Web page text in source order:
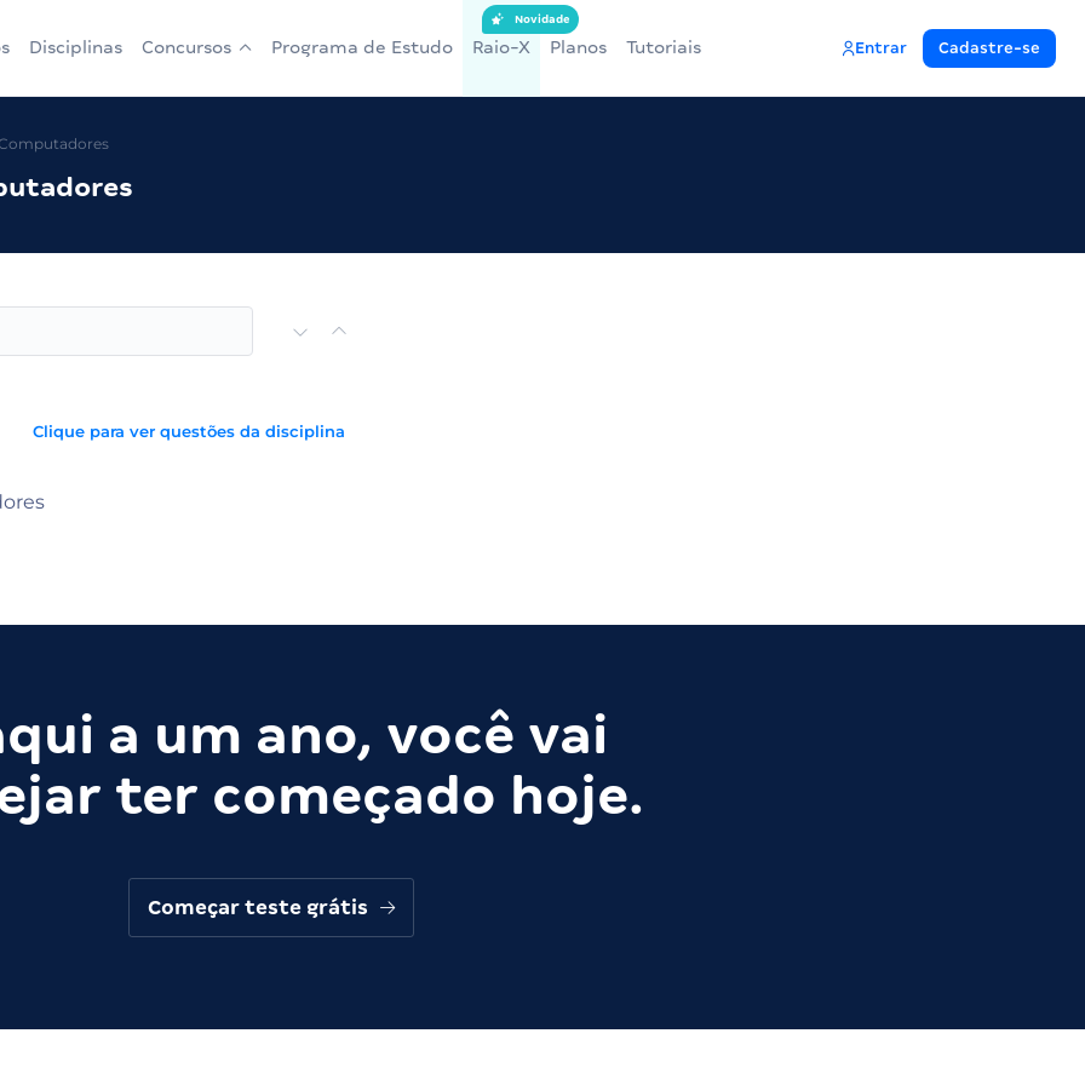
Disciplinas Concursos Programa de Estudo Raio-X
Novidade
Planos Tutoriais Entrar Cadastre-se
Clique para ver questões da disciplina
a um ano, você vai
ter começado hoje.
Começar teste grátis